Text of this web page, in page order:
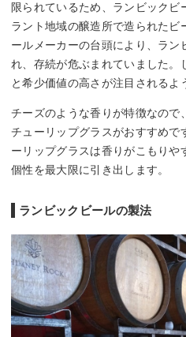
限られているため、ランビック
ラント地域の醸造所で造られた
ールメーカーの台頭により、ラン
れ、存続が危ぶまれていました。
と希少価値の高さが注目されるよ
チーズのような香りが特徴なので
チューリップグラスがおすすめで
ーリップグラスは香りがこもり
個性を最大限に引き出します。
ランビックビールの製法